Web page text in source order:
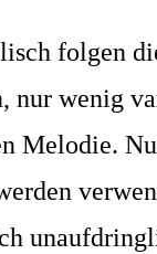
folgen
nur wenig
Melodie.